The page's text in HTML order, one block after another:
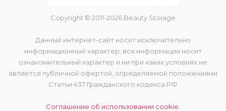
Copyright © 2011-2026 Beauty Storage
Данный интернет-сайт носит исключительно
информационный характер, вся информация носит
ознакомительный характер и ни при каких условиях не
является публичной офертой, определяемой положениями
Статьи 437 Гражданского кодекса РФ
Соглашение об использовании cookie.